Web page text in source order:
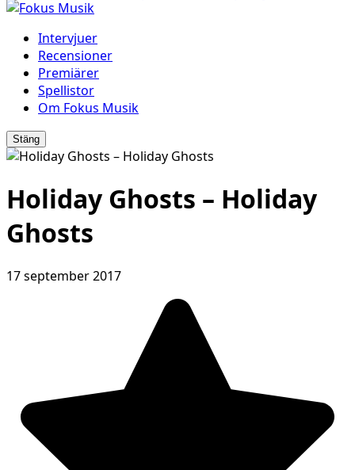
Intervjuer
Recensioner
Premiärer
Spellistor
Om Fokus Musik
Stäng
Holiday Ghosts – Holiday
Ghosts
17 september 2017